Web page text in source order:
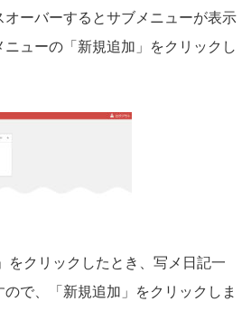
オーバーするとサブメニューが表示
ニューの「新規追加」をクリックし
をクリックしたとき、写メ日記一
で、「新規追加」をクリックしま